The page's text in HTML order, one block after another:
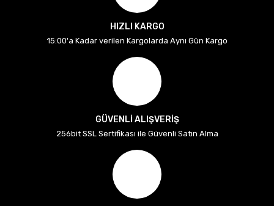
HIZLI KARGO
15:00'a Kadar verilen Kargolarda Aynı Gün Kargo
GÜVENLİ ALIŞVERİŞ
256bit SSL Sertifikası ile Güvenli Satın Alma